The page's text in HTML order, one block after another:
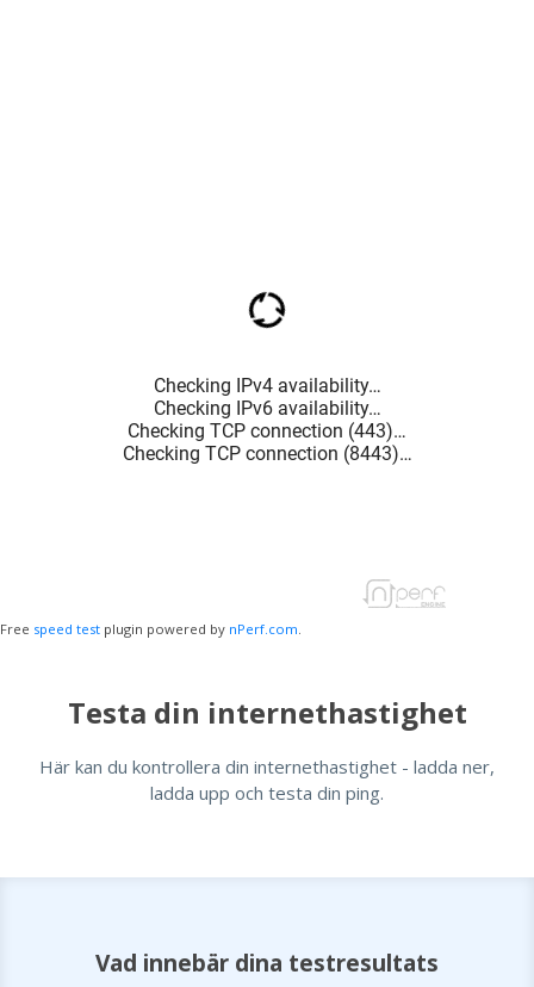
Free speed test plugin powered by nPerf.com.
Testa din internethastighet
Här kan du kontrollera din internethastighet - ladda ner,
ladda upp och testa din ping.
Vad innebär dina testresultats